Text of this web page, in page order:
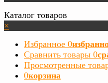
Каталог товаров
×
Избранное 0
Сравнить товары 0
Просмотренные
0корзина